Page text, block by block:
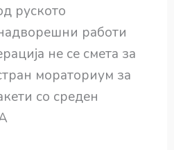
руското
работи
не се смета за
мораториум за
со среден